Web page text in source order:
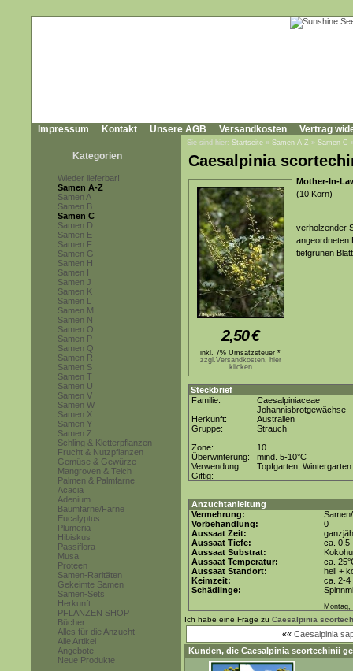
Impressum Kontakt Unsere AGB Versandkosten Vertrag
Kategorien
Wieder lieferbar!
Samen A-Z
Samen A
Samen B
Samen C
Samen D
Samen E
Samen F
Samen G
Samen H
Samen I
Samen J
Samen K
Samen L
Samen M
Samen N
Samen O
Samen P
Samen Q
Samen R
Samen S
Samen T
Samen U
Samen V
Samen W
Samen X
Samen Y
Samen Z
Schling & Kletterpflanzen
Frucht & Nutzpflanzen
Gemüse & Gewürze
Mangroven & Teich
Palmen & Palmfarne
Acacia
Adenium
Baumfarne/Farne
Eucalyptus
Plumeria
Hibiskus
Passiflora
Musa
Proteen
Samen-Raritäten
Gekeimte Samen
Samen-Sets
Herkunft
PFLANZEN SHOP
Bücher
Alles für die Anzucht
Alle Artikel
Angebote
Neue Produkte
Sie sind hier: Startseite » Samen A-Z » Samen C
Caesalpinia
2,50€
inkl. 7% Umsatzsteuer *
zzgl.Versandkosten, hier
klicken
Mother-In-
(10 Korn)
verholzender
angeordneten
tiefgrünen
Steckbrief
Familie:
Caesalpiniaceae
Johannisbrotgewächse
Herkunft:
Australien
Gruppe:
Strauch
Zone:
10
Überwinterung:
mind. 5-10°C
Verwendung:
Topfgarten, Wintergarten
Giftig:
Anzuchtanleitung
Vermehrung:
Vorbehandlung:
0
Aussaat Zeit:
Aussaat Tiefe:
ca.
Aussaat Substrat:
Aussaat Temperatur:
ca.
Aussaat Standort:
hell +
Keimzeit:
ca. 2-4
Schädlinge:
Montag,
Ich habe eine Frage zu Caesalpinia
«« Caesalpinia
Kunden, die Caesalpinia scortechinii